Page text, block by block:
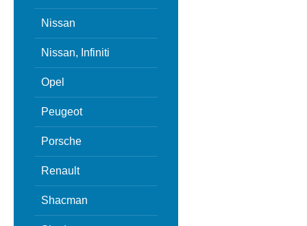
Nissan
Nissan, Infiniti
Opel
Peugeot
Porsche
Renault
Shacman